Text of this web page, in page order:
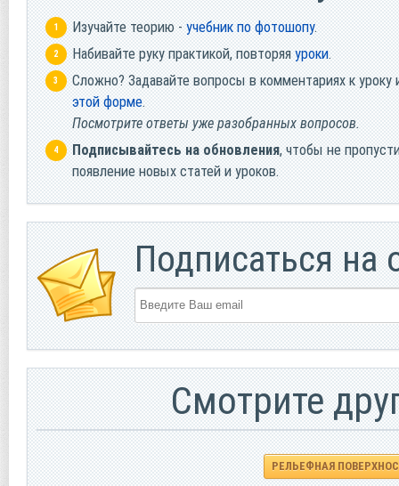
Изучайте теорию - учебник по фотошопу.
Набивайте руку практикой, повторяя уроки.
Сложно? Задавайте вопросы в комментариях к уроку
этой форме.
Посмотрите ответы уже разобранных вопросов.
Подписывайтесь на обновления, чтобы не
появление новых статей и уроков.
Подписаться на
Смотрите
РЕЛЬЕФНАЯ